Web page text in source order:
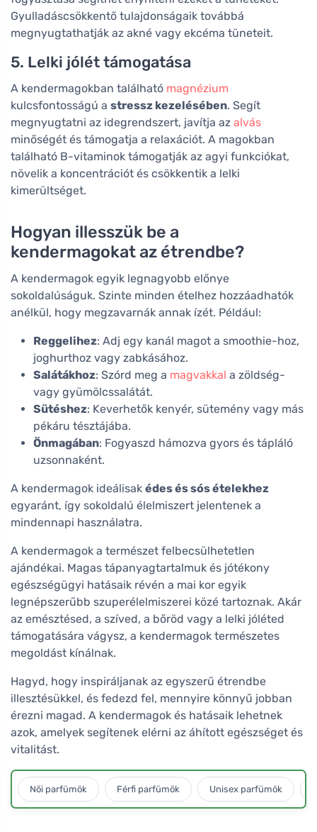
Gyulladáscsökkentő tulajdonságaik továbbá
megnyugtathatják az akné vagy ekcéma tüneteit.
5. Lelki jólét támogatása
A kendermagokban található magnézium
kulcsfontosságú a stressz kezelésében. Segít
megnyugtatni az idegrendszert, javítja az alvás
minőségét és támogatja a relaxációt. A magokban
található B-vitaminok támogatják az agyi funkciókat,
növelik a koncentrációt és csökkentik a lelki
kimerültséget.
Hogyan illesszük be a
kendermagokat az étrendbe?
A kendermagok egyik legnagyobb előnye
sokoldalúságuk. Szinte minden ételhez hozzáadhatók
anélkül, hogy megzavarnák annak ízét. Például:
Reggelihez: Adj egy kanál magot a smoothie-hoz,
joghurthoz vagy zabkásához.
Salátákhoz: Szórd meg a magvakkal a zöldség-
vagy gyümölcssalátát.
Sütéshez: Keverhetők kenyér, sütemény vagy más
pékáru tésztájába.
Önmagában: Fogyaszd hámozva gyors és tápláló
uzsonnaként.
A kendermagok ideálisak édes és sós ételekhez
egyaránt, így sokoldalú élelmiszert jelentenek a
mindennapi használatra.
A kendermagok a természet felbecsülhetetlen
ajándékai. Magas tápanyagtartalmuk és jótékony
egészségügyi hatásaik révén a mai kor egyik
legnépszerűbb szuperélelmiszerei közé tartoznak. Akár
az emésztésed, a szíved, a bőröd vagy a lelki jóléted
támogatására vágysz, a kendermagok természetes
megoldást kínálnak.
Hagyd, hogy inspiráljanak az egyszerű étrendbe
illesztésükkel, és fedezd fel, mennyire könnyű jobban
érezni magad. A kendermagok és hatásaik lehetnek
azok, amelyek segítenek elérni az áhított egészséget és
vitalitást.
Női parfümök Férfi parfümök Unisex parfümök